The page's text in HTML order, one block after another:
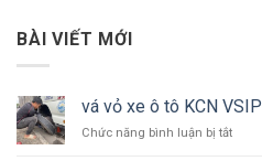
BÀI VIẾT MỚI
vá vỏ xe ô tô KCN VSIP
Chức năng bình luận bị tắtở